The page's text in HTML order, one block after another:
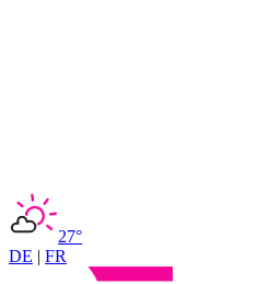
27°
DE | FR